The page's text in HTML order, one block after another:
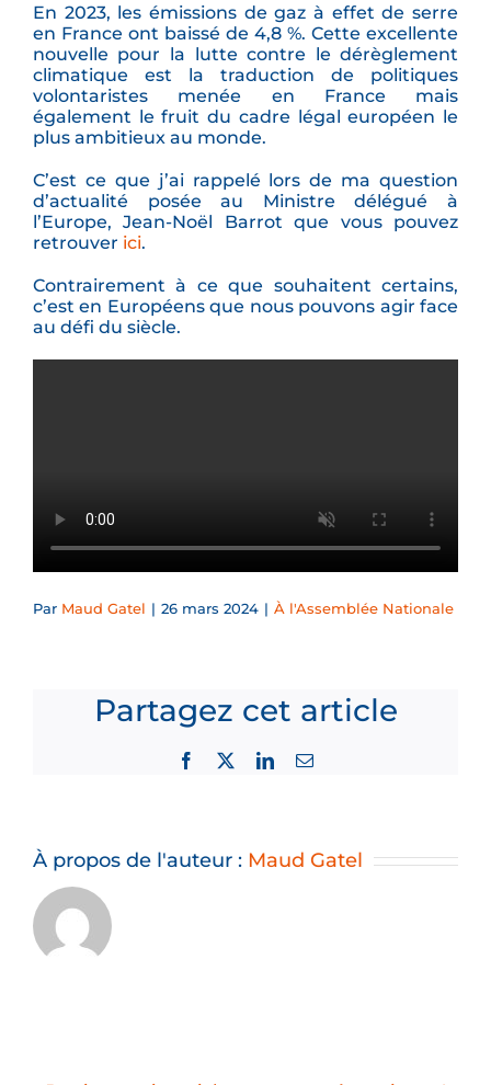
En 2023, les émissions de gaz à effet deserre
en France ont baissé de 4,8 %. Cetteexcellente
nouvelle pour la lutte contre le dérèglement
climatique est latraduction de politiques
volontaristes menée en France mais
également le fruitdu cadre légal européen le
plus ambitieux au monde.
C’est ce que j’ai rappelé lors de maquestion
d’actualité posée au Ministredélégué à
l’Europe, Jean-Noël Barrot que vous pouvez
retrouver ici.
Contrairement à ce que souhaitentcertains,
c’est en Européens que nous pouvons agir face
au défi du siècle.
Par Maud Gatel | 26 mars 2024 | À l'Assemblée Nationale
Partagez cet article
Facebook LinkedInEmail
À propos de l'auteur : Maud Gatel